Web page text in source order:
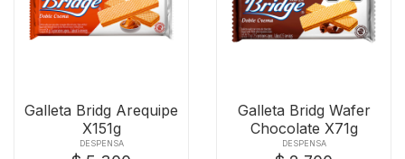
Galleta Bridg Arequipe
X151g
DESPENSA
Galleta Bridg Wafer
Chocolate X71g
DESPENSA